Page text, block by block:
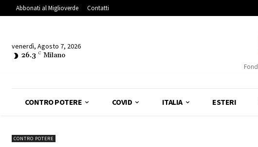
Abbonati al Miglioverde Contatti
venerdì, Agosto 7, 2026
26.3 C Milano
CONTRO POTERE COVID ITALIA ESTERI
CONTRO POTERE